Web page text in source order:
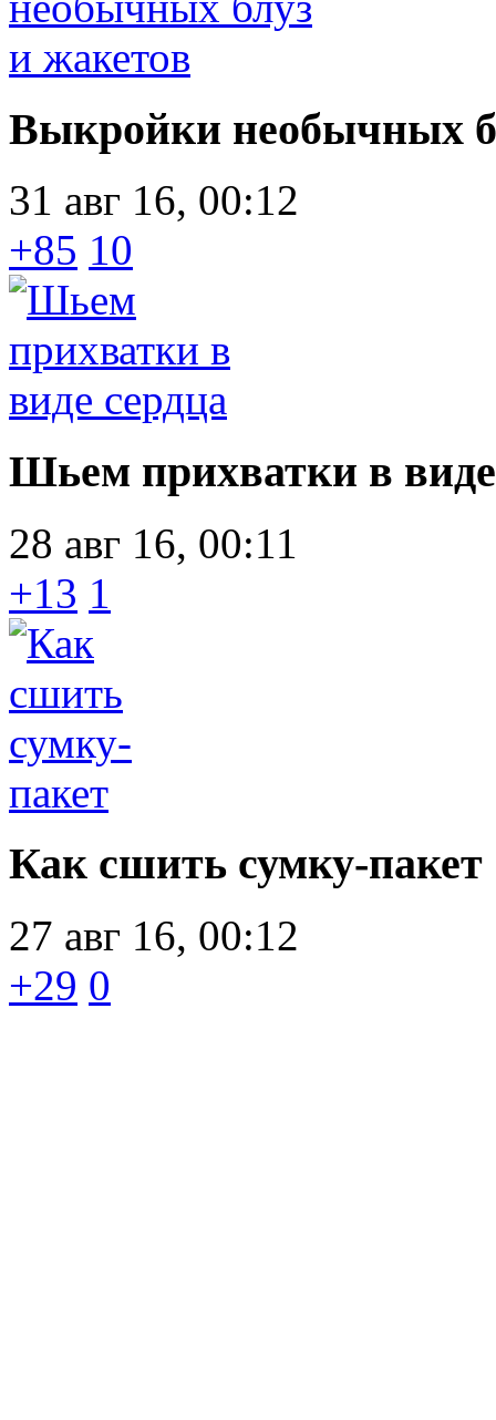
Выкройки необычных
31 авг 16, 00:12
+85 10
Шьем прихватки в виде
28 авг 16, 00:11
+13 1
Как сшить сумку-пакет
27 авг 16, 00:12
+29 0